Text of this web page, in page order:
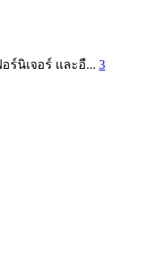
ร์นิเจอร์ และอื... 3